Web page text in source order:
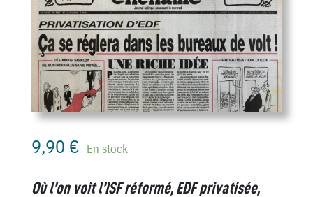
9,90 € En stock
Où l’on voit l’ISF réformé, EDF privatisée,